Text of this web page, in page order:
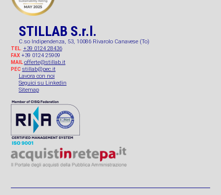
STILLAB S.r.l.
C.so Indipendenza, 53, 10086 Rivarolo Canavese (To)
TEL. +39 0124 28436
FAX+39 0124 25909
MAIL offerte@stillab.it
PEC stillab@pec.it
Lavora con noi
Seguici su Linkedin
Sitemap